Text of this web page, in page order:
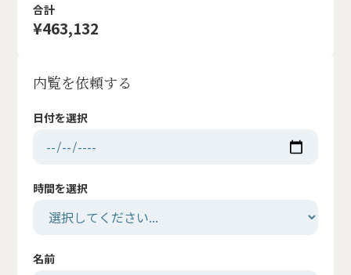
合計
¥463,132
内覧を依頼する
日付を選択
時間を選択
名前